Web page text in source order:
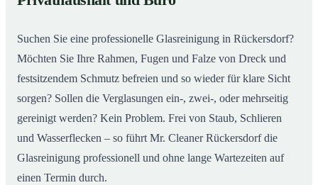
Rückersdorf wirklich aus
Suchen Sie eine professionelle Glasreinigung in Rückersdorf?
Möchten Sie Ihre Rahmen, Fugen und Falze von Dreck und
festsitzendem Schmutz befreien und so wieder für klare Sicht
sorgen? Sollen die Verglasungen ein-, zwei-, oder mehrseitig
gereinigt werden? Kein Problem. Frei von Staub, Schlieren
und Wasserflecken – so führt Mr. Cleaner Rückersdorf die
Glasreinigung professionell und ohne lange Wartezeiten auf
einen Termin durch.